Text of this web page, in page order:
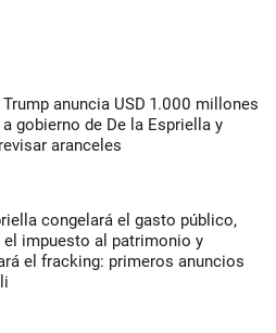
anuncia USD 1.000 millones
gobierno de De la Espriella y
aranceles
congelará el gasto público,
el impuesto al patrimonio y
el fracking: primeros anuncios